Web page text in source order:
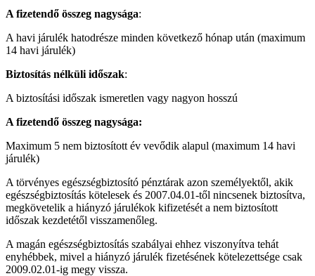
A fizetendő összeg nagysága:
A havi járulék hatodrésze minden következő hónap után (maximum
14 havi járulék)
Biztosítás nélküli időszak:
A biztosítási időszak ismeretlen vagy nagyon hosszú
A fizetendő összeg nagysága:
Maximum 5 nem biztosított év vevődik alapul (maximum 14 havi
járulék)
A törvényes egészségbiztosító pénztárak azon személyektől, akik
egészségbiztosítás kötelesek és 2007.04.01-től nincsenek biztosítva,
megkövetelik a hiányzó járulékok kifizetését a nem biztosított
időszak kezdetétől visszamenőleg.
A magán egészségbiztosítás szabályai ehhez viszonyítva tehát
enyhébbek, mivel a hiányzó járulék fizetésének kötelezettsége csak
2009.02.01-ig megy vissza.